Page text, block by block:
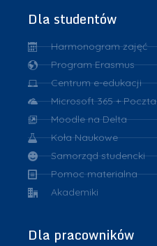
Dla studentów
Harmonogram zajęć
Program Erasmus
Centrum e-edukacji
Microsoft 365 + Poczta
Moodle na Delta
Koła Naukowe
Samorząd studencki
Pomoc materialna
Akademiki
Dla pracowników